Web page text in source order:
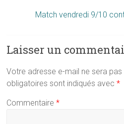
Match vendredi 9/10
Laisser un
Votre adresse e-mail ne sera pas
obligatoires sont indiqués avec*
Commentaire*